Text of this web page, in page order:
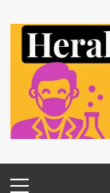
contenido